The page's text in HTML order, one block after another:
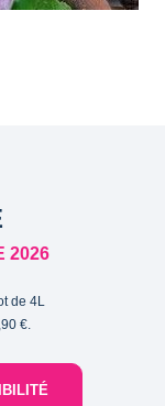
2026
de 4L
€.